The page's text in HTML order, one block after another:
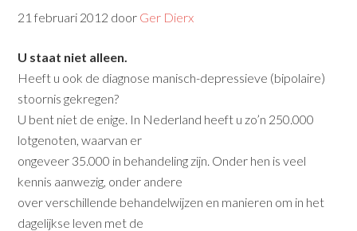
21 februari 2012 door Ger Dierx
U staat niet alleen.
Heeft u ook de diagnose manisch-depressieve (bipolaire)
stoornis gekregen?
U bent niet de enige. In Nederland heeft u zo’n 250.000
lotgenoten, waarvan er
ongeveer 35.000 in behandeling zijn. Onder hen is veel
kennis aanwezig, onder andere
over verschillende behandelwijzen en manieren om in het
dagelijkse leven met de